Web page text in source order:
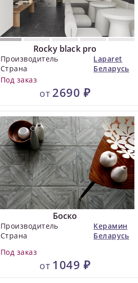
Rocky black pro
Производитель
Laparet
Страна
Беларусь
Под заказ
от 2690 ₽
Боско
Производитель
Керамин
Страна
Беларусь
Под заказ
от 1049 ₽